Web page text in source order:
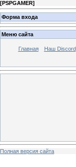
[PSPGAMER]
Форма входа
Меню сайта
Главная Наш Discord
Полная версия сайта